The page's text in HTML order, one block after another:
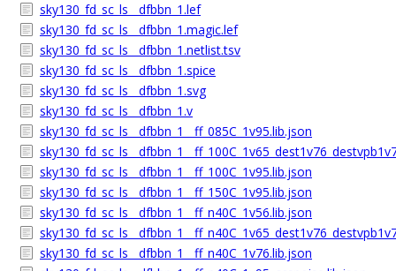
sky130_fd_sc_ls__dfbbn_1.lef
sky130_fd_sc_ls__dfbbn_1.magic.lef
sky130_fd_sc_ls__dfbbn_1.netlist.tsv
sky130_fd_sc_ls__dfbbn_1.spice
sky130_fd_sc_ls__dfbbn_1.svg
sky130_fd_sc_ls__dfbbn_1.v
sky130_fd_sc_ls__dfbbn_1__ff_085C_1v95.lib.json
sky130_fd_sc_ls__dfbbn_1__ff_100C_1v95.lib.json
sky130_fd_sc_ls__dfbbn_1__ff_150C_1v95.lib.json
sky130_fd_sc_ls__dfbbn_1__ff_n40C_1v56.lib.json
sky130_fd_sc_ls__dfbbn_1__ff_n40C_1v76.lib.json